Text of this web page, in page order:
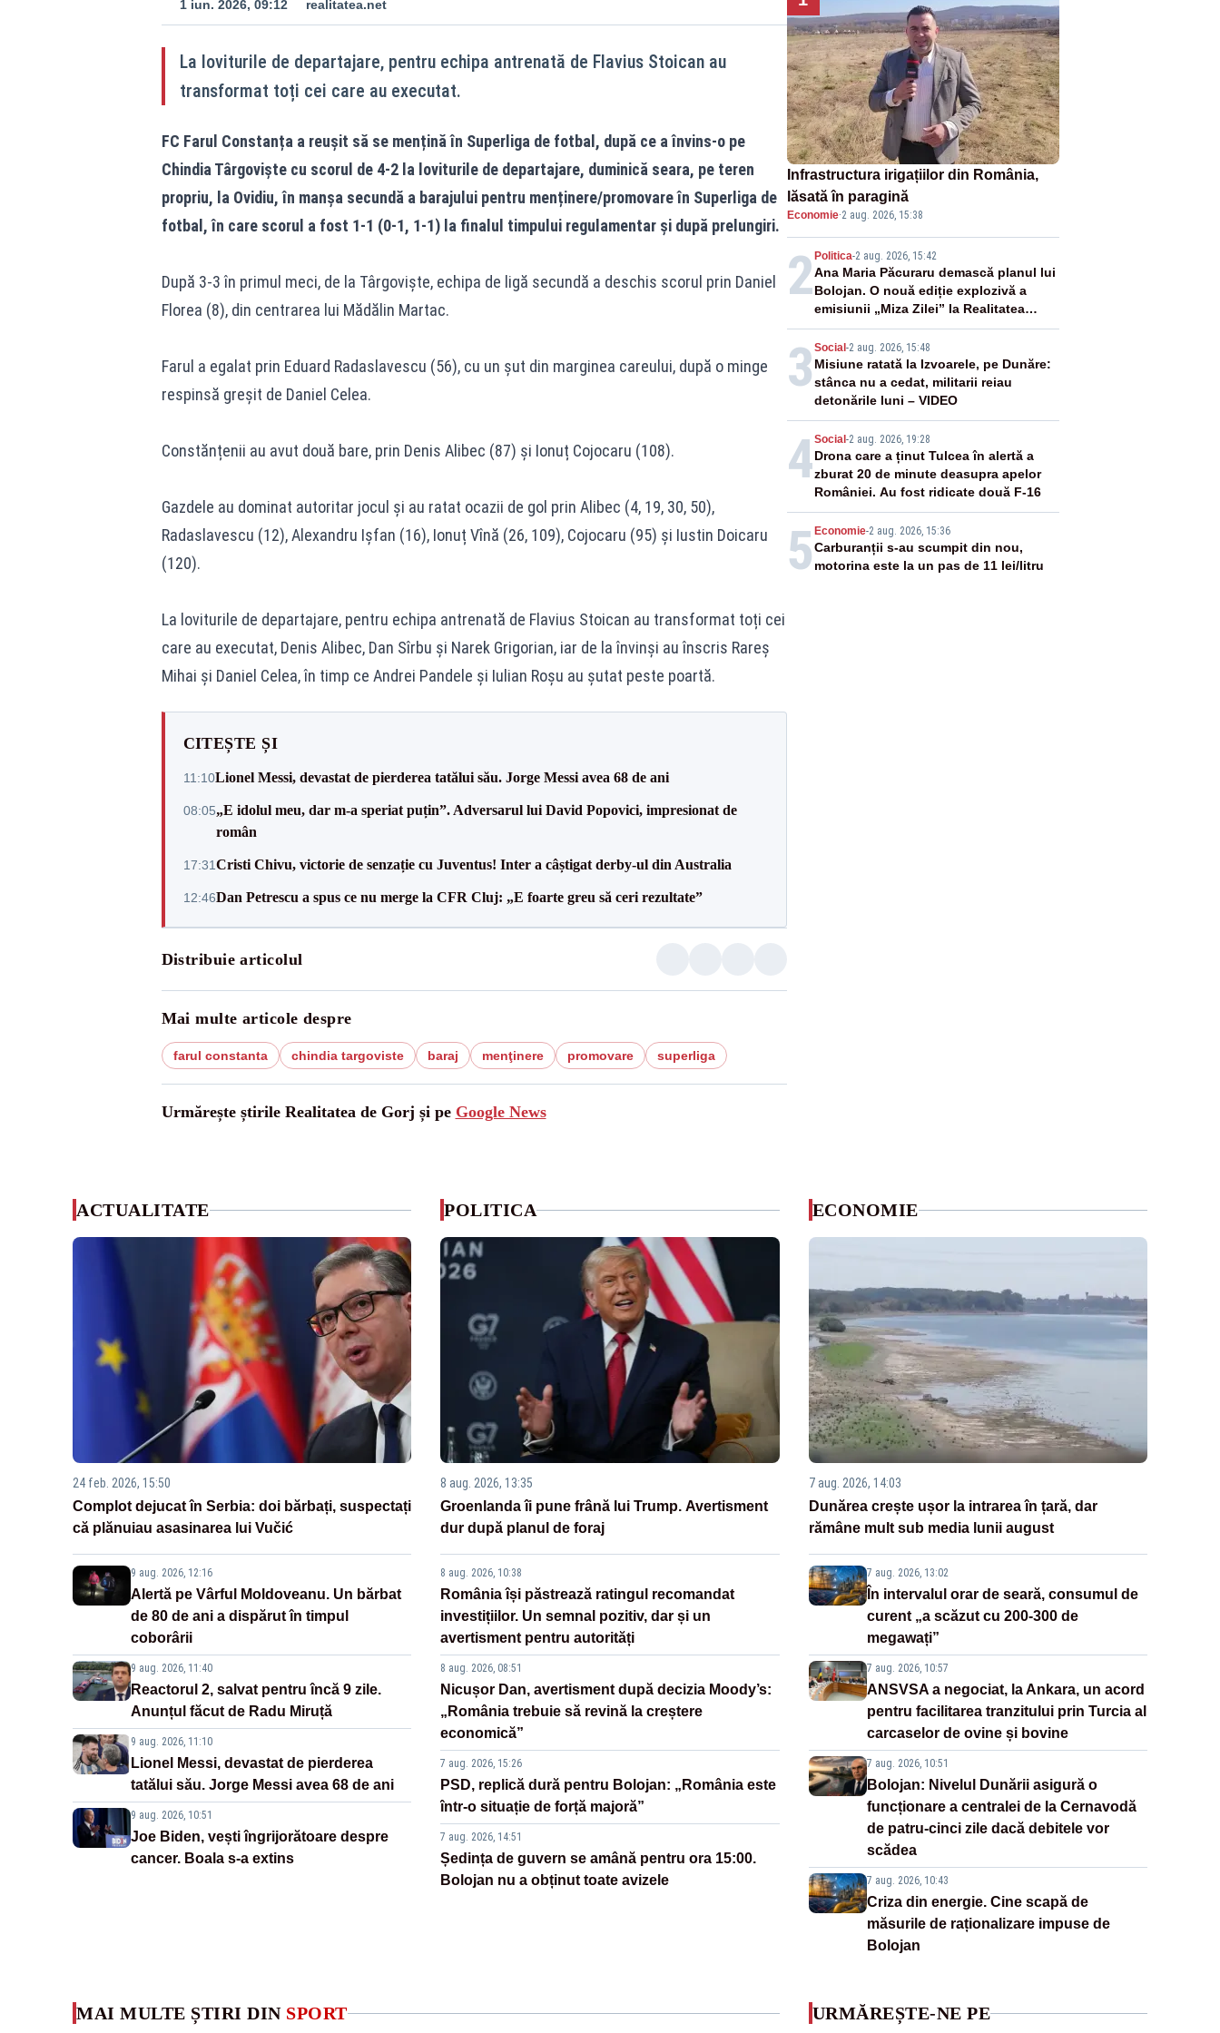
1 iun. 2026, 09:12 realitatea.net
La loviturile de departajare, pentru echipa antrenată de Flavius Stoican au
transformat toți cei care au executat.
FC Farul Constanța a reușit să se mențină în Superliga de fotbal, după ce a învins-o pe
Chindia Târgoviște cu scorul de 4-2 la loviturile de departajare, duminică seara, pe teren
propriu, la Ovidiu, în manșa secundă a barajului pentru menținere/promovare în Superliga de
fotbal, în care scorul a fost 1-1 (0-1, 1-1) la finalul timpului regulamentar și după prelungiri.
După 3-3 în primul meci, de la Târgoviște, echipa de ligă secundă a deschis scorul prin Daniel
Florea (8), din centrarea lui Mădălin Martac.
Farul a egalat prin Eduard Radaslavescu (56), cu un șut din marginea careului, după o minge
respinsă greșit de Daniel Celea.
Constănțenii au avut două bare, prin Denis Alibec (87) și Ionuț Cojocaru (108).
Gazdele au dominat autoritar jocul și au ratat ocazii de gol prin Alibec (4, 19, 30, 50),
Radaslavescu (12), Alexandru Ișfan (16), Ionuț Vînă (26, 109), Cojocaru (95) și Iustin Doicaru
(120).
La loviturile de departajare, pentru echipa antrenată de Flavius Stoican au transformat toți cei
care au executat, Denis Alibec, Dan Sîrbu și Narek Grigorian, iar de la învinși au înscris Rareș
Mihai și Daniel Celea, în timp ce Andrei Pandele și Iulian Roșu au șutat peste poartă.
CITEȘTE ȘI
11:10Lionel Messi, devastat de pierderea tatălui său. Jorge Messi avea 68 de ani
08:05„E idolul meu, dar m-a speriat puțin”. Adversarul lui David Popovici, impresionat de
român
17:31Cristi Chivu, victorie de senzație cu Juventus! Inter a câștigat derby-ul din Australia
12:46Dan Petrescu a spus ce nu merge la CFR Cluj: „E foarte greu să ceri rezultate”
Distribuie articolul
Mai multe articole despre
farul constanta chindia targoviste baraj menţinere promovare superliga
Urmărește știrile Realitatea de Gorj și pe Google News
Infrastructura irigațiilor din România,
lăsată în paragină
Economie·2 aug. 2026, 15:38
2 Politica-2 aug. 2026, 15:42
Ana Maria Păcuraru demască planul lui
Bolojan. O nouă ediție explozivă a
emisiunii „Miza Zilei” la Realitatea
PLUS
3 Social -2 aug. 2026, 15:48
Misiune ratată la Izvoarele, pe Dunăre:
stânca nu a cedat, militarii reiau
detonările luni – VIDEO
4Social -2 aug. 2026, 19:28
Drona care a ținut Tulcea în alertă a
zburat 20 de minute deasupra apelor
României. Au fost ridicate două F-16
5 Economie-2 aug. 2026, 15:36
Carburanții s-au scumpit din nou,
motorina este la un pas de 11 lei/litru
ACTUALITATE
24 feb. 2026, 15:50
Complot dejucat în Serbia: doi bărbați, suspectați
că plănuiau asasinarea lui Vučić
9 aug. 2026, 12:16
Alertă pe Vârful Moldoveanu. Un bărbat
de 80 de ani a dispărut în timpul
coborârii
9 aug. 2026, 11:40
Reactorul 2, salvat pentru încă 9 zile.
Anunțul făcut de Radu Miruță
9 aug. 2026, 11:10
Lionel Messi, devastat de pierderea
tatălui său. Jorge Messi avea 68 de ani
9 aug. 2026, 10:51
Joe Biden, vești îngrijorătoare despre
cancer. Boala s-a extins
POLITICA
8 aug. 2026, 13:35
Groenlanda îi pune frână lui Trump. Avertisment
dur după planul de foraj
8 aug. 2026, 10:38
România își păstrează ratingul recomandat
investițiilor. Un semnal pozitiv, dar și un
avertisment pentru autorități
8 aug. 2026, 08:51
Nicușor Dan, avertisment după decizia Moody’s:
„România trebuie să revină la creștere
economică”
7 aug. 2026, 15:26
PSD, replică dură pentru Bolojan: „România este
într-o situație de forță majoră”
7 aug. 2026, 14:51
Ședința de guvern se amână pentru ora 15:00.
Bolojan nu a obținut toate avizele
ECONOMIE
7 aug. 2026, 14:03
Dunărea crește ușor la intrarea în țară, dar
rămâne mult sub media lunii august
7 aug. 2026, 13:02
În intervalul orar de seară, consumul de
curent „a scăzut cu 200-300 de
megawați”
7 aug. 2026, 10:57
ANSVSA a negociat, la Ankara, un acord
pentru facilitarea tranzitului prin Turcia al
carcaselor de ovine și bovine
7 aug. 2026, 10:51
Bolojan: Nivelul Dunării asigură o
funcționare a centralei de la Cernavodă
de patru-cinci zile dacă debitele vor
scădea
7 aug. 2026, 10:43
Criza din energie. Cine scapă de
măsurile de raționalizare impuse de
Bolojan
MAI MULTE ȘTIRI DIN SPORT URMĂREȘTE-NE PE